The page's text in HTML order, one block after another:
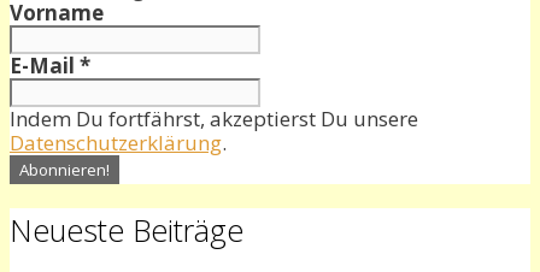
Vorname
E-Mail *
Indem Du fortfährst, akzeptierst Du unsere
Datenschutzerklärung.
Neueste Beiträge